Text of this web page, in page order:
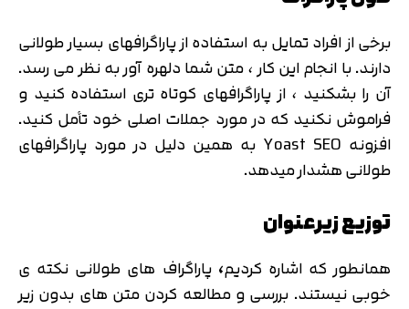
برخی از افراد تمایل به استفاده از پاراگرافهای بسیار طولانی
دارند. با انجام این کار ، متن شما دلهره آور به نظر می رسد.
آن را بشکنید ، از پاراگرافهای کوتاه تری استفاده کنید و
فراموش نکنید که در مورد جملات اصلی خود تأمل کنید.
افزونه Yoast SEO به همین دلیل در مورد پاراگرافهای
طولانی هشدار میدهد.
توزیع زیرعنوان
همانطور که اشاره کردیم، پاراگراف های طولانی نکته ی
خوبی نیستند. بررسی و مطالعه کردن متن های بدون زیر